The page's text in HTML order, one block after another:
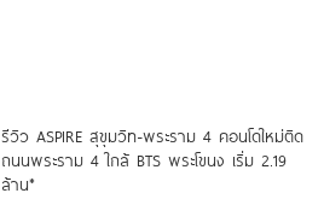
รีวิว ASPIRE สุขุมวิท-พระราม 4 คอนโดใหม่ติด
ถนนพระราม 4 ใกล้ BTS พระโขนง เริ่ม 2.19
ล้าน*